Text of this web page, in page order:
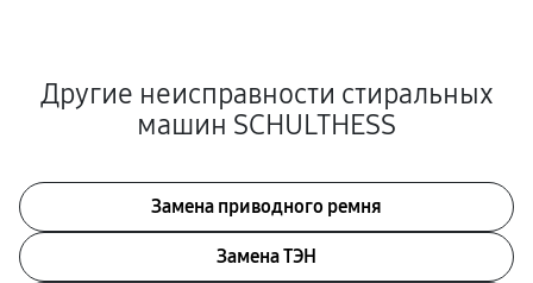
Другие неисправности стиральных
машин SCHULTHESS
Замена приводного ремня
Замена ТЭН